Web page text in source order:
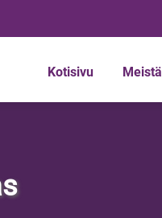
Kotisivu Meistä